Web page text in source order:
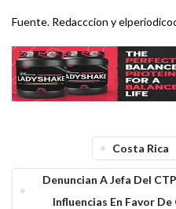
Fuente. Redacccion y
Costa Rica
Denuncian A Jefa Del
Influencias En Favor